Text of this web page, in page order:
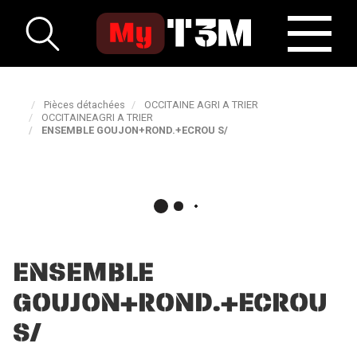
Pièces détachées
OCCITAINE AGRI A TRIER
OCCITAINEAGRI A TRIER
ENSEMBLE GOUJON+ROND.+ECROU S/
ENSEMBLE
GOUJON+ROND.+ECROU
S/